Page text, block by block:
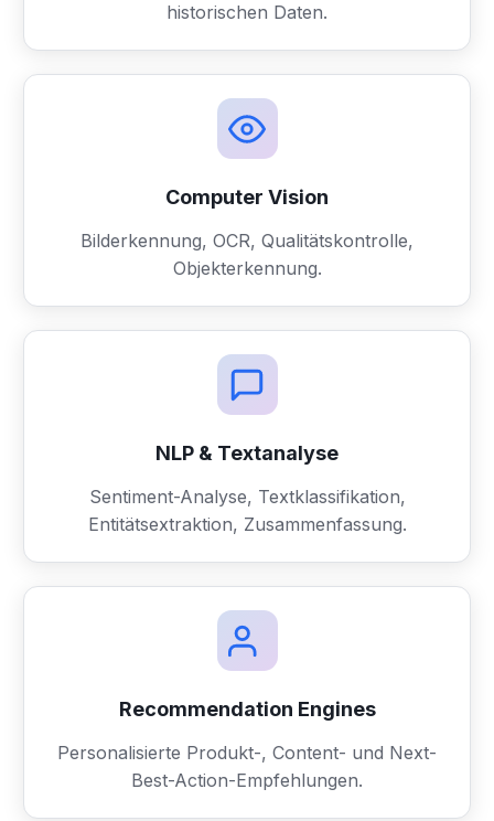
historischen Daten.
Computer Vision
Bilderkennung, OCR, Qualitätskontrolle,
Objekterkennung.
NLP & Textanalyse
Sentiment-Analyse, Textklassifikation,
Entitätsextraktion, Zusammenfassung.
Recommendation Engines
Personalisierte Produkt-, Content- und Next-
Best-Action-Empfehlungen.